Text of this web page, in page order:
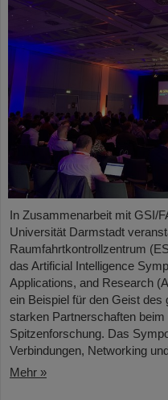
In Zusammenarbeit mit GSI/
Universität Darmstadt
Raumfahrtkontrollzentrum
das Artificial Intelligence
Applications, and Research
ein Beispiel für den Geist
starken Partnerschaften
Spitzenforschung. Das
Verbindungen, Networking
Mehr »